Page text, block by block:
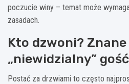
poczucie winy – temat może
zasadach.
Kto dzwoni?
„niewidzialny” gość
Postać za drzwiami to często